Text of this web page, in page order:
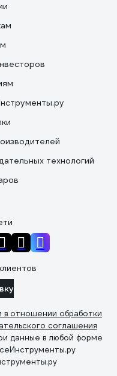
технологий
в отношении обработки
соглашения
данные в любой форме